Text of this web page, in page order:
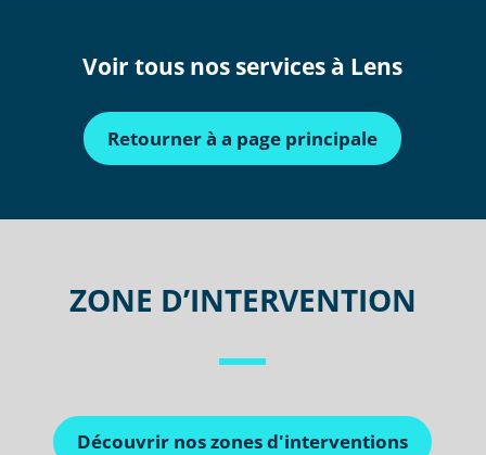
Voir tous nos services à Lens
Retourner à a page principale
ZONE D’INTERVENTION
Découvrir nos zones d'interventions